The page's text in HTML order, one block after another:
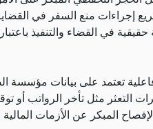
إجراءات منع السفر في
حقيقية في القضاء والتنفيذ
تعتمد على بيانات مؤسسة
التعثر مثل تأخر الرواتب أو